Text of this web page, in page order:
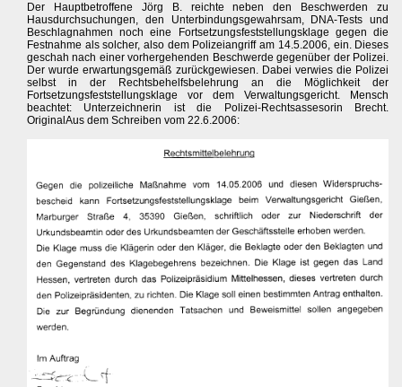
Der Hauptbetroffene Jörg B. reichte neben den Beschwerden zu
Hausdurchsuchungen, den Unterbindungsgewahrsam, DNA-Tests und
Beschlagnahmen noch eine Fortsetzungsfeststellungsklage gegen die
Festnahme als solcher, also dem Polizeiangriff am 14.5.2006, ein. Dieses
geschah nach einer vorhergehenden Beschwerde gegenüber der Polizei.
Der wurde erwartungsgemäß zurückgewiesen. Dabei verwies die Polizei
selbst in der Rechtsbehelfsbelehrung an die Möglichkeit der
Fortsetzungsfeststellungsklage vor dem Verwaltungsgericht. Mensch
beachtet: Unterzeichnerin ist die Polizei-Rechtsassesorin Brecht.
OriginalAus dem Schreiben vom 22.6.2006: